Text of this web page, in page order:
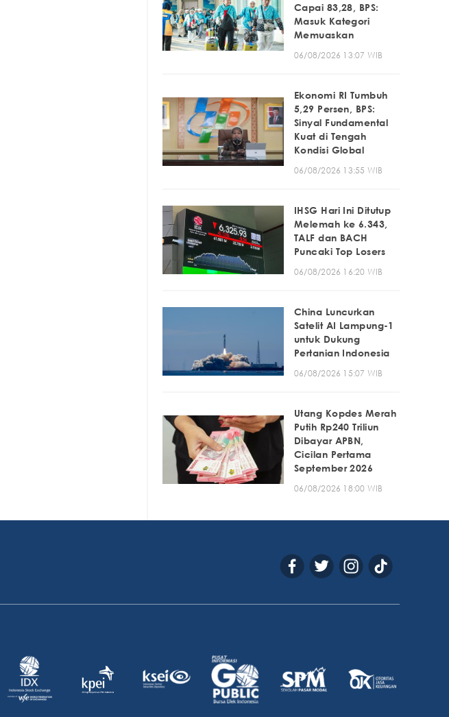
Capai 83,28, BPS:
Masuk Kategori
Memuaskan
06/08/2026 13:07 WIB
Ekonomi RI Tumbuh
5,29 Persen, BPS:
Sinyal Fundamental
Kuat di Tengah
Kondisi Global
06/08/2026 13:55 WIB
IHSG Hari Ini Ditutup
Melemah ke 6.343,
TALF dan BACH
Puncaki Top Losers
06/08/2026 16:20 WIB
China Luncurkan
Satelit AI Lampung-1
untuk Dukung
Pertanian Indonesia
06/08/2026 15:07 WIB
Utang Kopdes Merah
Putih Rp240 Triliun
Dibayar APBN,
Cicilan Pertama
September 2026
06/08/2026 18:00 WIB